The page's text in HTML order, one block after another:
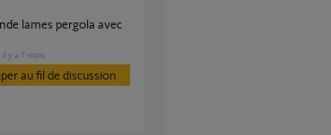
il y a 7 mois
au fil de discussion